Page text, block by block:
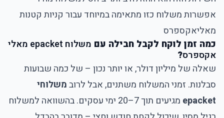
אפשרות משלוח כזו מתאימה במיוחד עבור קניות קטנות
מאליאקספרס
כמה זמן לוקח לקבל חבילה עם
משלוח epacket מאלי
אקספרס?
שאלה של מיליון דולר, או יותר נכון – של כמה שבועות
סבלנות. זמני המשלוח משתנים, אבל לרובמשלוחי
epacket
מגיעים תוך 7–20 ימי עסקים. בהשוואה למשלוח